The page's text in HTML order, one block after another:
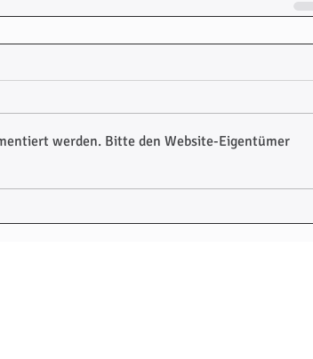
werden. Bitte den Website-Eigentümer